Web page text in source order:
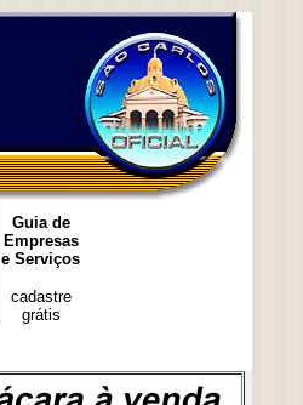
Guia de
Empresas
e Serviços
cadastre
grátis